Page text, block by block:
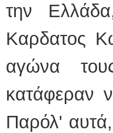
την
Καρδατος
αγώνα
κατάφεραν
Παρόλ'